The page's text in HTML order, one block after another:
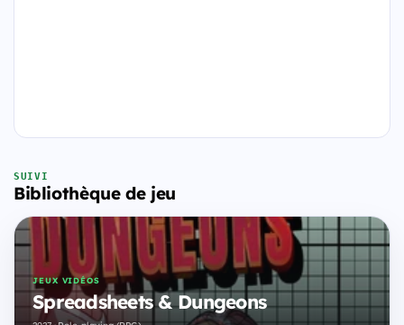
SUIVI
Bibliothèque de jeu
JEUX VIDÉOS
Spreadsheets & Dungeons